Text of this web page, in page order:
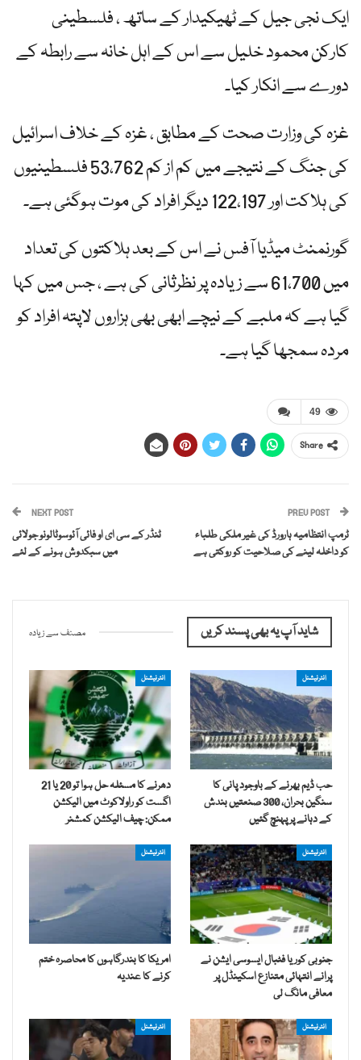
ایک نجی جیل کے ٹھیکیدار کے ساتھ ، فلسطینی
کارکن محمود خلیل سے اس کے اہل خانہ سے رابطہ کے
دورے سے انکار کیا۔
غزہ کی وزارت صحت کے مطابق ، غزہ کے خلاف اسرائیل
کی جنگ کے نتیجے میں کم از کم 53،762 فلسطینیوں
کی ہلاکت اور 122،197 دیگر افراد کی موت ہوگئی ہے۔
گورنمنٹ میڈیا آفس نے اس کے بعد ہلاکتوں کی تعداد
میں 61،700 سے زیادہ پر نظرثانی کی ہے ، جس میں کہا
گیا ہے کہ ملبے کے نیچے ابھی بھی ہزاروں لاپتہ افراد کو
مردہ سمجھا گیا ہے۔
49
Share
PREV POST
ٹرمپ انتظامیہ ہارورڈ کی غیر ملکی طلباء
کو داخلہ لینے کی صلاحیت کو روکتی ہے
NEXT POST
ٹنڈر کے سی ای او فائی آئوسوٹالونو جولائی
میں سبکدوش ہونے کے لئے
شاید آپ یہ بھی پسند کریں مصنف سے زیادہ
انٹرنیشنل
حب ڈیم بھرنے کے باوجود پانی کا
سنگین بحران، 300 صنعتیں بندش
کے دہانے پر پہنچ گئیں
انٹرنیشنل
دھرنے کا مسئلہ حل ہوا تو 20 یا 21
اگست کو راولاکوٹ میں الیکشن
ممکن: چیف الیکشن کمشنر
انٹرنیشنل
جنوبی کوریا فٹبال ایسوسی ایشن نے
پرانے انتہائی متنازع اسکینڈل پر
معافی مانگ لی
انٹرنیشنل
امریکا کا بندرگاہوں کا محاصرہ ختم
کرنے کا عندیہ
انٹرنیشنل انٹرنیشنل